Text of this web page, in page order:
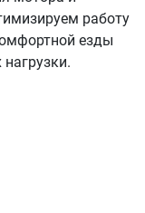
работу
езды